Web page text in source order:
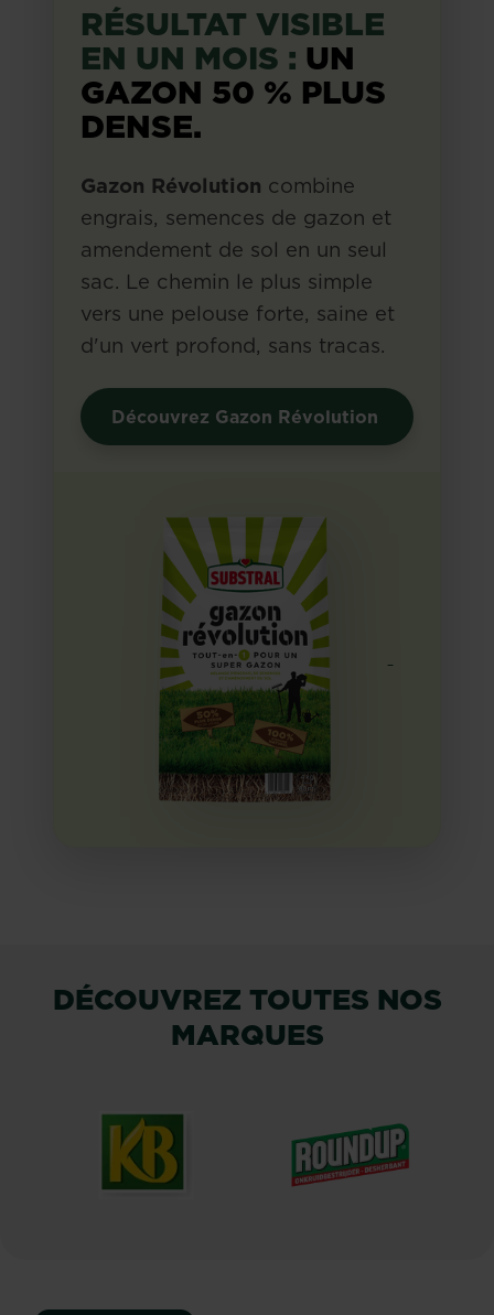
RÉSULTAT VISIBLE
EN UN MOIS : UN
GAZON 50 % PLUS
DENSE.
Gazon Révolution combine
engrais, semences de gazon et
amendement de sol en un seul
sac. Le chemin le plus simple
vers une pelouse forte, saine et
d'un vert profond, sans tracas.
Découvrez Gazon Révolution
DÉCOUVREZ TOUTES NOS
MARQUES